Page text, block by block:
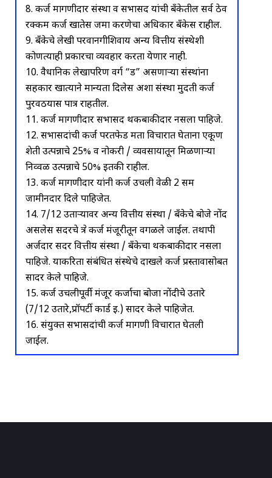
8. कर्ज मागणीदार संस्था व सभासद यांची बँकेतील सर्व ठेव
रक्कम कर्ज खातेस जमा करणेचा अधिकार बँकेस राहील.
9. बँकेचे लेखी परवानगीशिवाय अन्य वित्तीय संस्थेशी
कोणत्याही प्रकारचा व्यवहार करता येणार नाही.
10. वैधानिक लेखापरिक्षण वर्ग “ड” असणाऱ्या संस्थांना
सहकार खात्याने मान्यता दिलेस अशा संस्था मुदती कर्ज
पुरवठयास पात्र राहतील.
11. कर्ज मागणीदार सभासद थकबाकीदार नसला पाहिजे.
12. सभासदांची कर्ज परतफेड क्षमता विचारात घेताना एकूण
शेती उत्पन्नाचे 25% व नोकरी / व्यवसायातून मिळणाऱ्या
निव्वळ उत्पन्नाचे 50% इतकी राहील.
13. कर्ज मागणीदार यांनी कर्ज उचली वेळी 2 सक्षम
जामीनदार दिले पाहिजेत.
14. 7/12 उताऱ्यावर अन्य वित्तीय संस्था / बँकेचे बोजे नोंद
असलेस सदरचे क्षेत्र कर्ज मंजूरीतून वगळले जाईल. तथापी
अर्जदार सदर वित्तीय संस्था / बँकेचा थकबाकीदार नसला
पाहिजे. याकरिता संबंधित संस्थेचे दाखले कर्ज प्रस्तावासोबत
सादर केले पाहिजे.
15. कर्ज उचलीपूर्वी मंजूर कर्जाचा बोजा नोंदीचे उतारे
(7/12 उतारे,प्रॉपर्टी कार्ड इ.) सादर केले पाहिजेत.
16. संयुक्त सभासदांची कर्ज मागणी विचारात घेतली
जाईल.